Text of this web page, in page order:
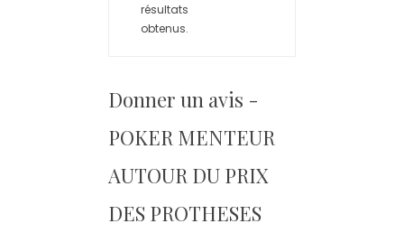
résultats
obtenus.
Donner un avis -
POKER MENTEUR
AUTOUR DU PRIX
DES PROTHESES